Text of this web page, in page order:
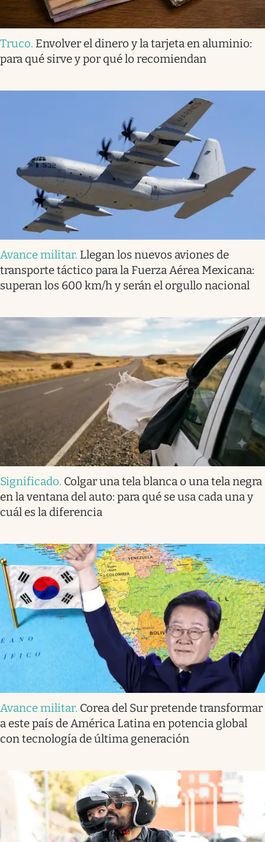
Truco. Envolver el dinero y la tarjeta en aluminio:
para qué sirve y por qué lo recomiendan
Avance militar. Llegan los nuevos aviones de
transporte táctico para la Fuerza Aérea Mexicana:
superan los 600 km/h y serán el orgullo nacional
Significado. Colgar una tela blanca o una tela negra
en la ventana del auto: para qué se usa cada una y
cuál es la diferencia
Avance militar. Corea del Sur pretende transformar
a este país de América Latina en potencia global
con tecnología de última generación